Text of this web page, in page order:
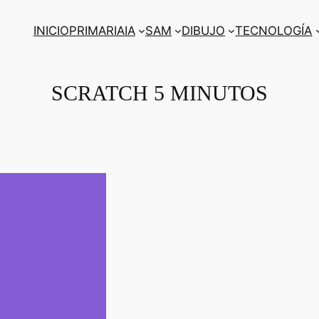
INICIOPRIMARIAIA SAM DIBUJO TECNOLOGÍA
SCRATCH 5 MINUTOS